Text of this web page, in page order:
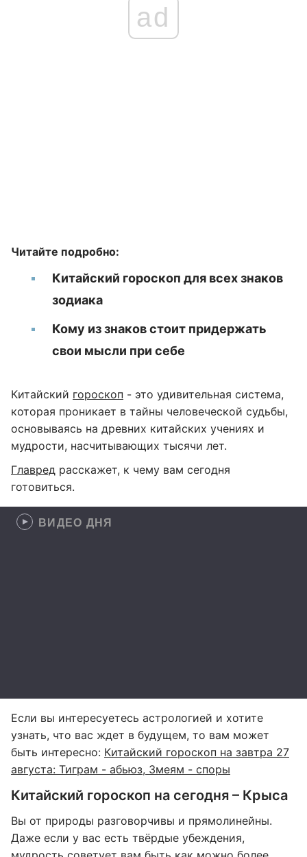
ad
Читайте подробно:
Китайский гороскоп для всех знаков
зодиака
Кому из знаков стоит придержать
свои мысли при себе
Китайский гороскоп - это удивительная система,
которая проникает в тайны человеческой судьбы,
основываясь на древних китайских учениях и
мудрости, насчитывающих тысячи лет.
Главред расскажет, к чему вам сегодня
готовиться.
ВИДЕО ДНЯ
Если вы интересуетесь астрологией и хотите
узнать, что вас ждет в будущем, то вам может
быть интересно: Китайский гороскоп на завтра 27
августа: Тиграм - абьюз, Змеям - споры
Китайский гороскоп на сегодня – Крыса
Вы от природы разговорчивы и прямолинейны.
Даже если у вас есть твёрдые убеждения,